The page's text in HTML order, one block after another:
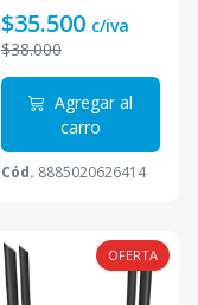
$35.500 c/iva
$38.000
Agregar al
carro
Cód. 8885020626414
OFERTA